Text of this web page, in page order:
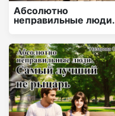
Абсолютно
неправильные люди.